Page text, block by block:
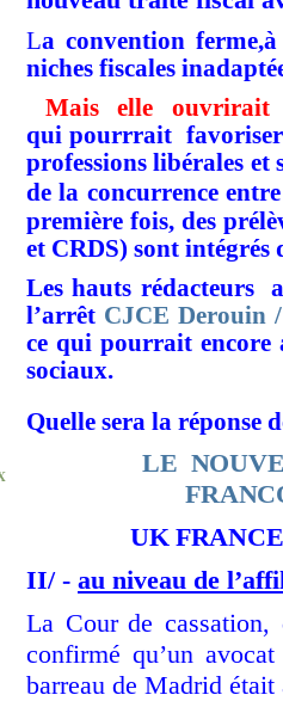
La convention
niches fiscales
Mais elle
qui pourrrait favoriser
professions libérales
de la concurrence
première fois, des
et CRDS) sont
Les hauts rédacteurs
l’arrêt CJCE Derouin
ce qui pourrait encore
sociaux.
Quelle sera la réponse
LE
UK
II/ - au niveau de
La Cour de
confirmé qu’un
barreau de Madrid